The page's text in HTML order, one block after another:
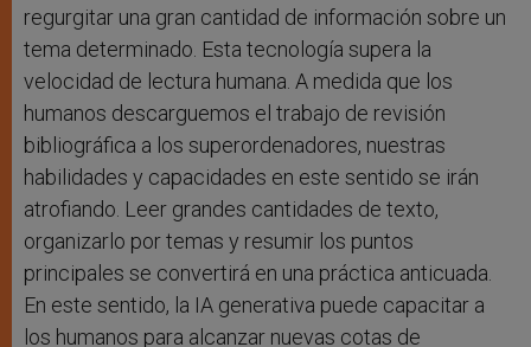
regurgitar una gran cantidad de información sobre un
tema determinado. Esta tecnología supera la
velocidad de lectura humana. A medida que los
humanos descarguemos el trabajo de revisión
bibliográfica a los superordenadores, nuestras
habilidades y capacidades en este sentido se irán
atrofiando. Leer grandes cantidades de texto,
organizarlo por temas y resumir los puntos
principales se convertirá en una práctica anticuada.
En este sentido, la IA generativa puede capacitar a
los humanos para alcanzar nuevas cotas de